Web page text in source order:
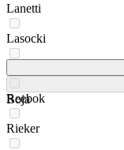
Lanetti
Lasocki
Reebok
Rieker
Boja